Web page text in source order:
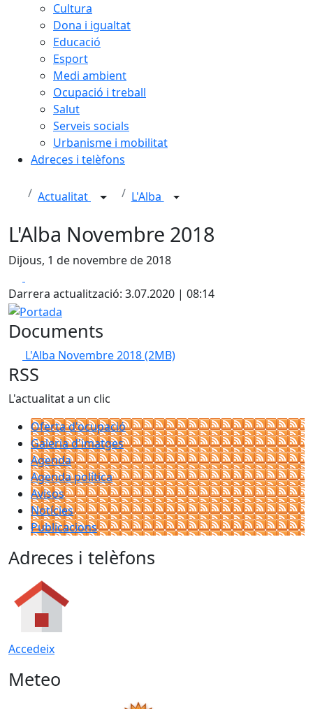
Cultura
Dona i igualtat
Educació
Esport
Medi ambient
Ocupació i treball
Salut
Serveis socials
Urbanisme i mobilitat
Adreces i telèfons
Actualitat L'Alba
L'Alba Novembre 2018
Dijous, 1 de novembre de 2018
Darrera actualització: 3.07.2020 | 08:14
Portada
Documents
L'Alba Novembre 2018(2MB)
RSS
L'actualitat a un clic
Oferta d'ocupació
Galeria d'imatges
Agenda
Agenda política
Avisos
Notícies
Publicacions
Adreces i telèfons
Accedeix
Meteo